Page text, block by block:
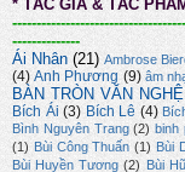
* TÁC GIẢ & TÁC
--------------
Ái Nhân (21) Ambrose
(4) Anh Phương (9) âm
BÀN TRÒN VĂN NGHỆ
Bích Ái (3) Bích Lê (4)
Bình Nguyên Trang (2) binh
(1) Bùi Công Thuấn (1) Bùi
Bùi Huyền Tương (2) Bùi